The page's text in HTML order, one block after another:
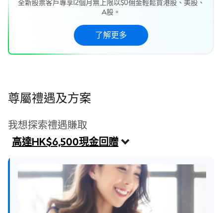
全新股票客戶專享12個月無上限以$0佣金輕鬆買港股、美股、
A股。
了解更多
尊屬禮遇及方案
我想探索禮遇賺取
高達HK$6,500現金回贈